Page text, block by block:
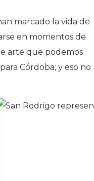
marcado la vida de
en momentos de
arte que podemos
Córdoba; y eso no